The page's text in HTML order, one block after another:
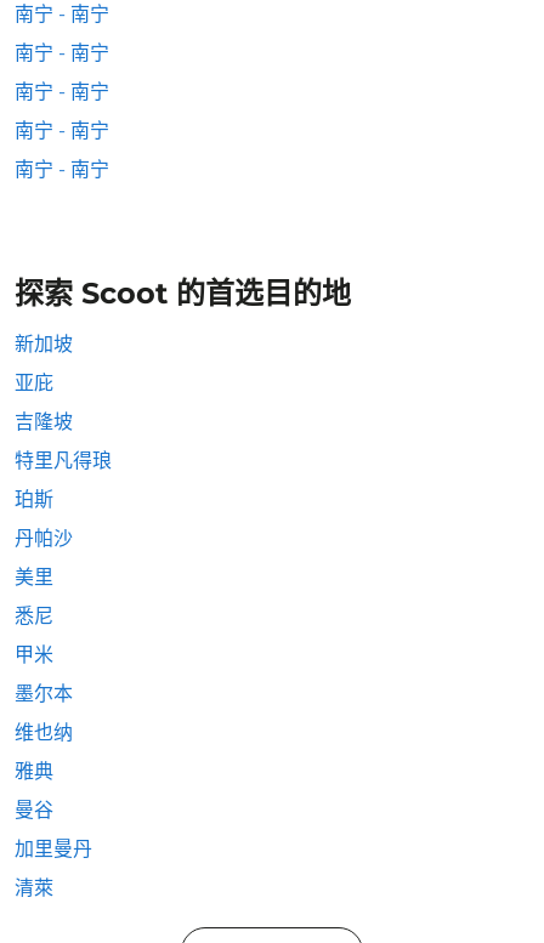
南宁 - 南宁
南宁 - 南宁
南宁 - 南宁
南宁 - 南宁
南宁 - 南宁
探索 Scoot 的首选目的地
新加坡
亚庇
吉隆坡
特里凡得琅
珀斯
丹帕沙
美里
悉尼
甲米
墨尔本
维也纳
雅典
曼谷
加里曼丹
清萊